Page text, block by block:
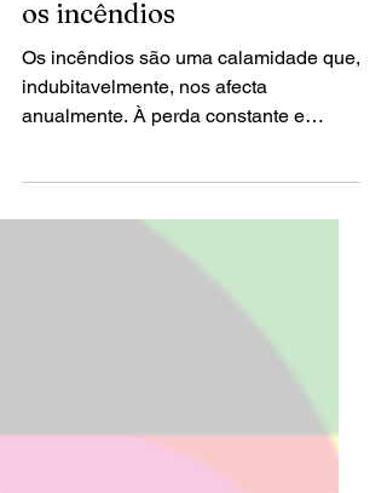
“Patrimónios”, combater
os incêndios
Os incêndios são uma calamidade que,